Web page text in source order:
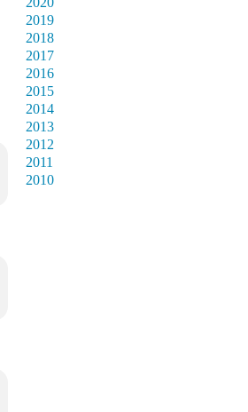
2019
2018
2017
2016
2015
2014
2013
2012
2011
2010